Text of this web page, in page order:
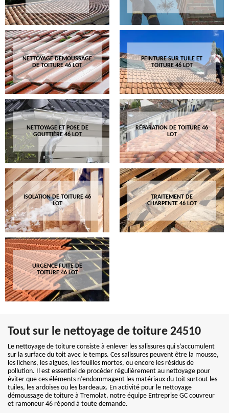
NETTOYAGE DEMOUSSAGE
DE TOITURE 46 LOT
PEINTURE SUR TUILE ET
TOITURE 46 LOT
NETTOYAGE ET POSE DE
GOUTTIÈRE 46 LOT
RÉPARATION DE TOITURE 46
LOT
ISOLATION DE TOITURE 46
LOT
TRAITEMENT DE
CHARPENTE 46 LOT
URGENCE FUITE DE
TOITURE 46 LOT
Tout sur le nettoyage de toiture 24510
Le nettoyage de toiture consiste à enlever les salissures qui s’accumulent
sur la surface du toit avec le temps. Ces salissures peuvent être la mousse,
les lichens, les algues, les feuilles mortes, ou encore les résidus de
pollution. Il est essentiel de procéder régulièrement au nettoyage pour
éviter que ces éléments n’endommagent les matériaux du toit surtout les
tuiles, les ardoises ou les bardeaux. En activité pour le nettoyage
démoussage de toiture à Tremolat, notre équipe Entreprise GC couvreur
et ramoneur 46 répond à toute demande.